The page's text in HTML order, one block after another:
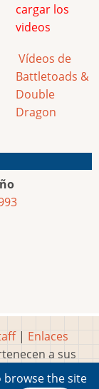
cargar los
videos
Vídeos de
Battletoads &
Double
Dragon
| Enlaces
a sus
browse the site